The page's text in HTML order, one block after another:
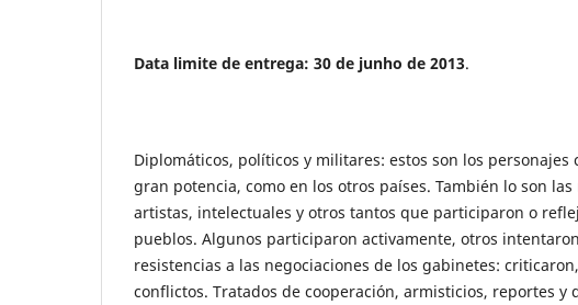
Data limite de entrega: 30 de junho de 2013.
Diplomáticos, políticos y militares: estos son los
gran potencia, como en los otros países. También lo son
artistas, intelectuales y otros tantos que participaron o
pueblos. Algunos participaron activamente, otros
resistencias a las negociaciones de los gabinetes:
conflictos. Tratados de cooperación, armisticios, reportes